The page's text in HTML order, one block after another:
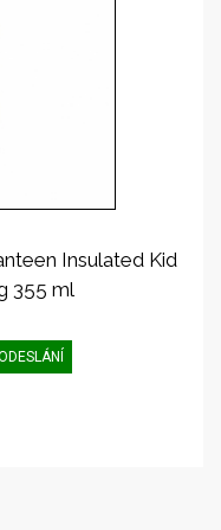
Insulated Kid
355 ml